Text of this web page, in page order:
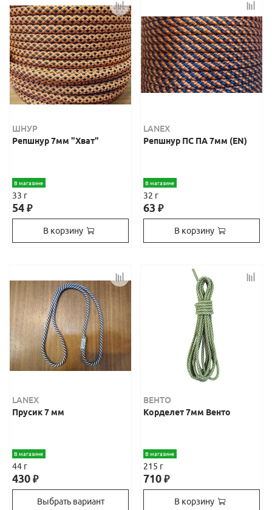
ШНУР
Репшнур 7мм "Хват"
В магазине
33 г
54₽
В корзину
LANEX
Репшнур ПС ПА 7мм (EN)
В магазине
32 г
63₽
В корзину
LANEX
Прусик 7 мм
В магазине
44 г
430₽
Выбрать вариант
ВЕНТО
Корделет 7мм Венто
В магазине
215 г
710₽
В корзину